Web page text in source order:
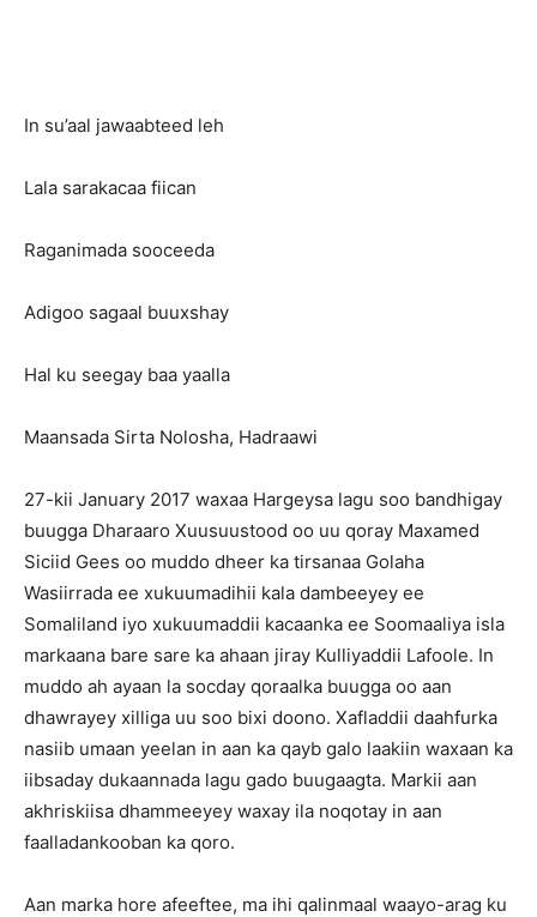
In su’aal jawaabteed leh
Lala sarakacaa fiican
Raganimada sooceeda
Adigoo sagaal buuxshay
Hal ku seegay baa yaalla
Maansada Sirta Nolosha, Hadraawi
27-kii January 2017 waxaa Hargeysa lagu soo bandhigay
buugga Dharaaro Xuusuustood oo uu qoray Maxamed
Siciid Gees oo muddo dheer ka tirsanaa Golaha
Wasiirrada ee xukuumadihii kala dambeeyey ee
Somaliland iyo xukuumaddii kacaanka ee Soomaaliya isla
markaana bare sare ka ahaan jiray Kulliyaddii Lafoole. In
muddo ah ayaan la socday qoraalka buugga oo aan
dhawrayey xilliga uu soo bixi doono. Xafladdii daahfurka
nasiib umaan yeelan in aan ka qayb galo laakiin waxaan ka
iibsaday dukaannada lagu gado buugaagta. Markii aan
akhriskiisa dhammeeyey waxay ila noqotay in aan
faalladankooban ka qoro.
Aan marka hore afeeftee, ma ihi qalinmaal waayo-arag ku